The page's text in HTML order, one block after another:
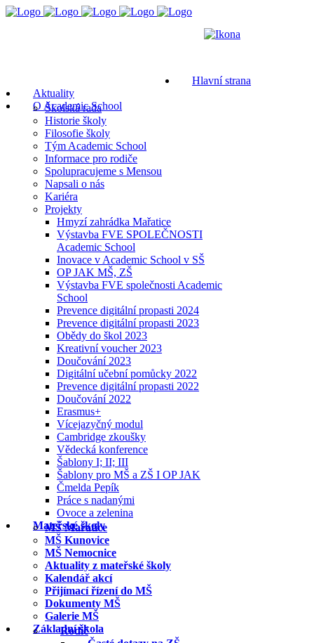
Hlavní strana
Aktuality
O Academic School
Školská rada
Historie školy
Filosofie školy
Tým Academic School
Informace pro rodiče
Spolupracujeme s Mensou
Napsali o nás
Kariéra
Projekty
Hmyzí zahrádka Mařatice
Výstavba FVE SPOLEČNOSTI
Academic School
Inovace v Academic School v SŠ
OP JAK MŠ, ZŠ
Výstavba FVE společnosti Academic
School
Prevence digitální propasti 2024
Prevence digitální propasti 2023
Obědy do škol 2023
Kreativní voucher 2023
Doučování 2023
Digitální učební pomůcky 2022
Prevence digitální propasti 2022
Doučování 2022
Erasmus+
Vícejazyčný modul
Cambridge zkoušky
Vědecká konference
Šablony I; II; III
Šablony pro MŠ a ZŠ I OP JAK
Čmelda Pepík
Práce s nadanými
Ovoce a zelenina
Mateřské školy
MŠ Mařatice
MŠ Kunovice
MŠ Nemocnice
Aktuality z mateřské školy
Kalendář akcí
Přijímací řízení do MŠ
Dokumenty MŠ
Galerie MŠ
Základní škola
Rodič